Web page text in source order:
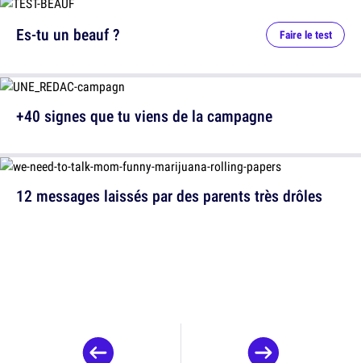
12 messages laissés par des parents très drôles
Es-tu un beauf ? Faire le test
+40 signes que tu viens de la campagne